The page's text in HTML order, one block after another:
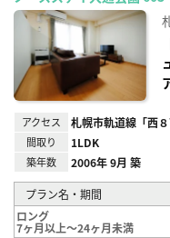
アクセス 札幌市軌道線「西
間取り 1LDK
築年数 2006年 9月 築
プラン名・期間
ロング
7ヶ月以上～24ヶ月未満